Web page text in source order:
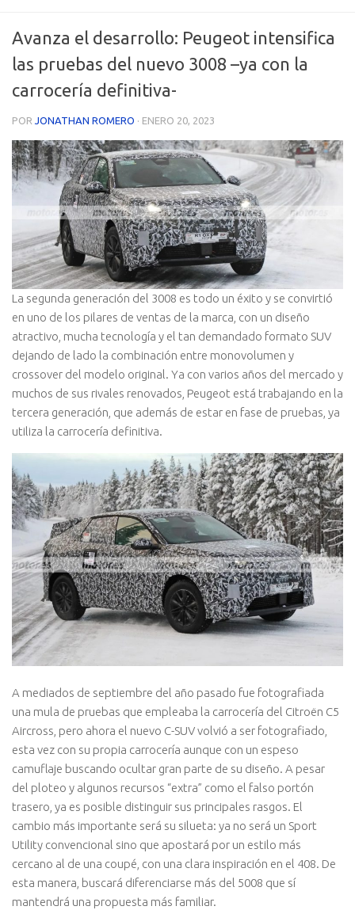
Avanza el desarrollo: Peugeot intensifica
las pruebas del nuevo 3008 –ya con la
carrocería definitiva-
POR JONATHAN ROMERO · ENERO 20, 2023
La segunda generación del 3008 es todo un éxito y se convirtió
en uno de los pilares de ventas de la marca, con un diseño
atractivo, mucha tecnología y el tan demandado formato SUV
dejando de lado la combinación entre monovolumen y
crossover del modelo original. Ya con varios años del mercado y
muchos de sus rivales renovados, Peugeot está trabajando en la
tercera generación, que además de estar en fase de pruebas, ya
utiliza la carrocería definitiva.
A mediados de septiembre del año pasado fue fotografiada
una mula de pruebas que empleaba la carrocería del Citroën C5
Aircross, pero ahora el nuevo C-SUV volvió a ser fotografiado,
esta vez con su propia carrocería aunque con un espeso
camuflaje buscando ocultar gran parte de su diseño. A pesar
del ploteo y algunos recursos “extra” como el falso portón
trasero, ya es posible distinguir sus principales rasgos. El
cambio más importante será su silueta: ya no será un Sport
Utility convencional sino que apostará por un estilo más
cercano al de una coupé, con una clara inspiración en el 408. De
esta manera, buscará diferenciarse más del 5008 que sí
mantendrá una propuesta más familiar.